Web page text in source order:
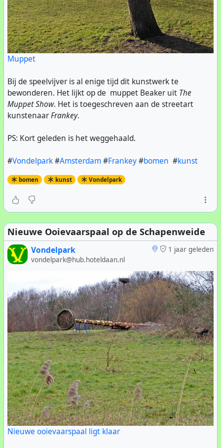
Muppet
Bij de speelvijver is al enige tijd dit kunstwerk te
bewonderen. Het lijkt op de muppet Beaker uit The
Muppet Show. Het is toegeschreven aan de streetart
kunstenaarFrankey.
PS: Kort geleden is het weggehaald.
#Vondelpark#Amsterdam#Frankey#bomen #kunst
bomen kunst Vondelpark
Nieuwe Ooievaarspaal op de Schapenweide
1 jaar geleden
Vondelpark
vondelpark@hub.hoteldaan.nl
Nieuwe ooievaarspaal ligt klaar